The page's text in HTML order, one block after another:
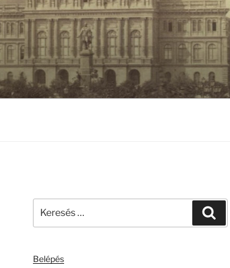
következő
Belépés